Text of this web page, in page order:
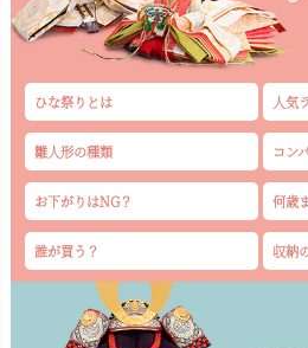
ひな祭りとは 人気
雛人形の種類 コン
お下がりはNG？ 何歳
誰が買う？ 収納